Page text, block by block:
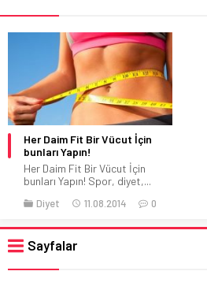
Her Daim Fit Bir Vücut İçin
bunları Yapın!
Her Daim Fit Bir Vücut İçin
bunları Yapın! Spor, diyet,...
Diyet 11.08.2014 0
Sayfalar